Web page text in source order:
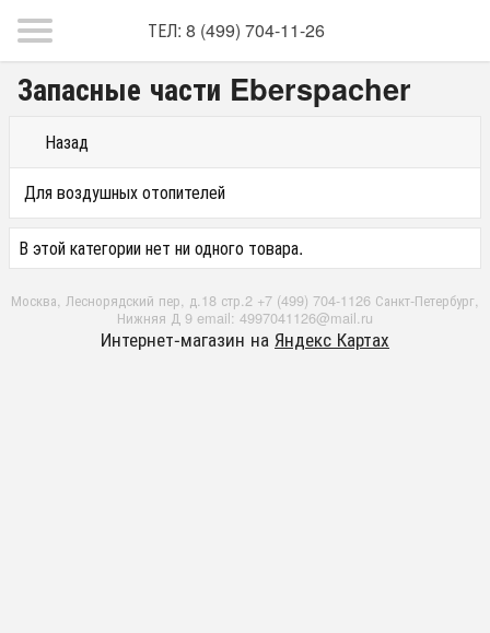
ТЕЛ: 8 (499) 704-11-26
Запасные части Eberspacher
Назад
Для воздушных отопителей
В этой категории нет ни одного товара.
Москва, Леснорядский пер, д.18 стр.2 +7 (499) 704-1126 Санкт-Петербург,
Нижняя Д 9 email: 4997041126@mail.ru
Интернет-магазин на Яндекс Картах